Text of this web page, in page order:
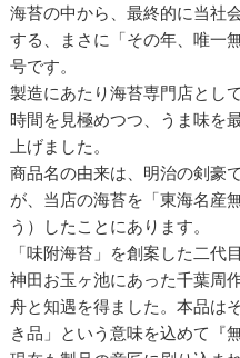
海苔の中から、最終的に当社
する、まさに「その年、唯一
号です。
製造にあたり海苔専門店とし
時間を見極めつつ、うま味を
上げました。
商品名の由来は、明治の剣豪
が、当店の海苔を「東海名産
う）したことにあります。
「味附海苔」を創案した二代
神田お玉ヶ池にあった千葉周
舟と知遇を得ました。本品は
き品」という意味を込めて『